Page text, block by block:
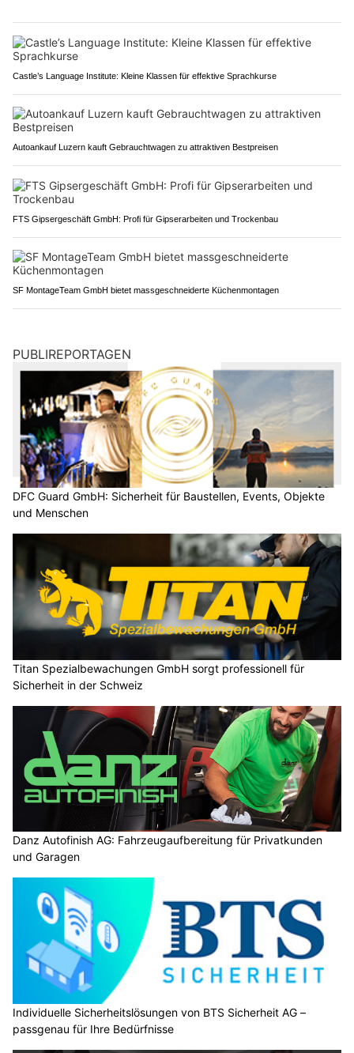
Castle’s Language Institute: Kleine Klassen für effektive Sprachkurse
Autoankauf Luzern kauft Gebrauchtwagen zu attraktiven Bestpreisen
FTS Gipsergeschäft GmbH: Profi für Gipserarbeiten und Trockenbau
SF MontageTeam GmbH bietet massgeschneiderte Küchenmontagen
PUBLIREPORTAGEN
DFC Guard GmbH: Sicherheit für Baustellen, Events, Objekte
und Menschen
Titan Spezialbewachungen GmbH sorgt professionell für
Sicherheit in der Schweiz
Danz Autofinish AG: Fahrzeugaufbereitung für Privatkunden
und Garagen
Individuelle Sicherheitslösungen von BTS Sicherheit AG –
passgenau für Ihre Bedürfnisse